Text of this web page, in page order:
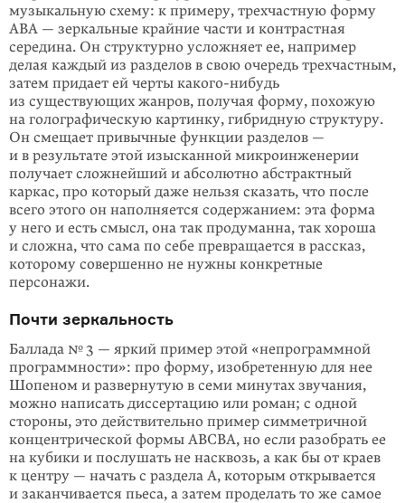
музыкальную схему: к примеру, трехчастную форму
ABA — зеркальные крайние части и контраст­ная
середина. Он структурно усложняет ее, например
делая каждый из раз­делов в свою очередь трехчастным,
затем придает ей черты какого-нибудь
из существующих жанров, получая форму, похожую
на голографическую картинку, гибридную структуру.
Он смещает привычные функции разделов —
и в результате этой изысканной микроинженерии
получает сложнейший и абсолютно абстрактный
каркас, про который даже нельзя сказать, что после
всего этого он наполняется содержанием: эта форма
у него и есть смысл, она так продуманна, так хороша
и сложна, что сама по себе превращается в рассказ,
которому совершенно не нужны конкретные
персонажи.
Почти зеркальность
Баллада № 3 — яркий пример этой «непрограммной
программности»: про форму, изобретенную для нее
Шопеном и развернутую в семи минутах звуча­ния,
можно написать диссертацию или роман; с одной
стороны, это действи­тельно пример симметричной
концентрической формы ABCBA, но если разобрать ее
на кубики и послушать не насквозь, а как бы от краев
к центру — начать с раздела А, которым открывается
и заканчивается пьеса, а затем проделать то же самое